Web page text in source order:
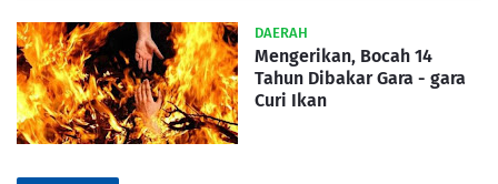
DAERAH
Mengerikan, Bocah 14
Tahun Dibakar Gara - gara
Curi Ikan